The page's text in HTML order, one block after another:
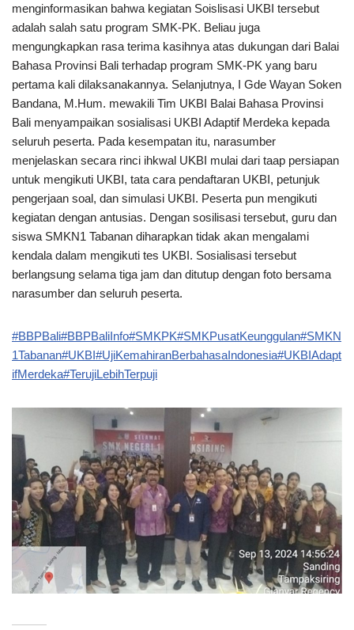
menginformasikan bahwa kegiatan Soislisasi UKBI tersebut
adalah salah satu program SMK-PK. Beliau juga
mengungkapkan rasa terima kasihnya atas dukungan dari Balai
Bahasa Provinsi Bali terhadap program SMK-PK yang baru
pertama kali dilaksanakannya. Selanjutnya, I Gde Wayan Soken
Bandana, M.Hum. mewakili Tim UKBI Balai Bahasa Provinsi
Bali menyampaikan sosialisasi UKBI Adaptif Merdeka kepada
seluruh peserta. Pada kesempatan itu, narasumber
menjelaskan secara rinci ihkwal UKBI mulai dari taap persiapan
untuk mengikuti UKBI, tata cara pendaftaran UKBI, petunjuk
pengerjaan soal, dan simulasi UKBI. Peserta pun mengikuti
kegiatan dengan antusias. Dengan sosilisasi tersebut, guru dan
siswa SMKN1 Tabanan diharapkan tidak akan mengalami
kendala dalam mengikuti tes UKBI. Sosialisasi tersebut
berlangsung selama tiga jam dan ditutup dengan foto bersama
narasumber dan seluruh peserta.
#BBPBali#BBPBaliInfo#SMKPK#SMKPusatKeunggulan#SMKN
1Tabanan#UKBI#UjiKemahiranBerbahasaIndonesia#UKBIAdapt
ifMerdeka#TerujiLebihTerpuji